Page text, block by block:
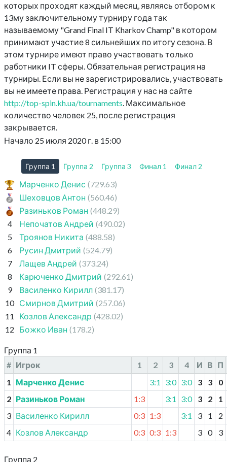
которых проходят каждый месяц, являясь отбором к
13му заключительному турниру года так
называемому "Grand Final IT Kharkov Champ" в котором
принимают участие 8 сильнейших по итогу сезона. В
этом турнире имеют право участвовать только
работники IT сферы. Обязательная регистрация на
турниры. Если вы не зарегистрировались, участвовать
вы не имеете права. Регистрация у нас на сайте
http://top-spin.kh.ua/tournaments. Максимальное
количество человек 25, после регистрация
закрывается.
Начало 25 июля 2020 г. в 15:00
Группа 1 Группа 2 Группа 3 Финал 1 Финал 2
Марченко Денис (729.63)
Шеховцов Антон (560.46)
Разиньков Роман (448.29)
4
Непочатов Андрей (490.02)
5
Троянов Никита (488.58)
6
Русин Дмитрий (524.79)
7
Лащев Андрей (373.24)
8
Карюченко Дмитрий (292.61)
9
Василенко Кирилл (381.17)
10 Смирнов Дмитрий (257.06)
11
Козлов Александр (428.02)
12
Божко Иван (178.2)
Группа 1
# Игрок 1 2 3 4 И В П
1
Марченко Денис 3:1 3:0 3:0 3 3
0
2 Разиньков Роман 1:3 3:1 3:0 3 2
1
3 Василенко Кирилл 0:3 1:3 3:1 3 1
2
4 Козлов Александр 0:3 0:3 1:3 3 0 3
Группа 2